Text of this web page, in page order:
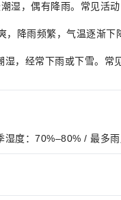
湿，偶有降雨。常见活
降雨频繁，气温逐渐
，经常下雨或下雪。
度：70%–80% / 最多雨